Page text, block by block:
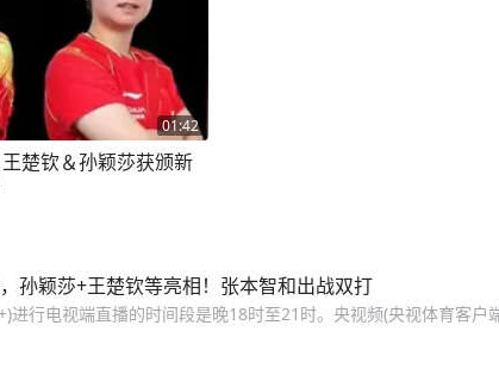
01:42
楚钦＆孙颖莎获颁新
孙颖莎+王楚钦等亮相！张本智和出战双打
进行电视端直播的时间段是晚18时至21时。央视频(央视体育客户